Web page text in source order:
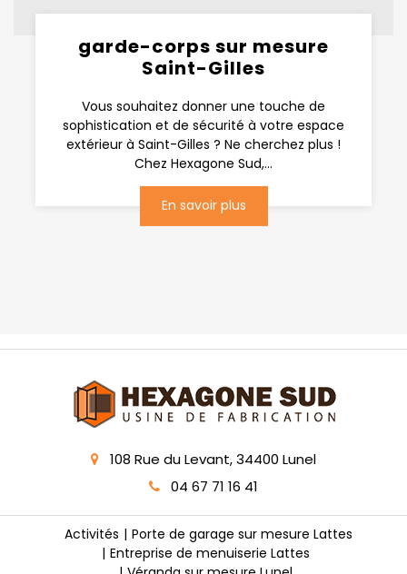
garde-corps sur mesure
Saint-Gilles
Vous souhaitez donner une touche de
sophistication et de sécurité à votre espace
extérieur à Saint-Gilles ? Ne cherchez plus !
Chez Hexagone Sud,...
En savoir plus
108 Rue du Levant, 34400 Lunel
04 67 71 16 41
Activités
Porte de garage sur mesure Lattes
Entreprise de menuiserie Lattes